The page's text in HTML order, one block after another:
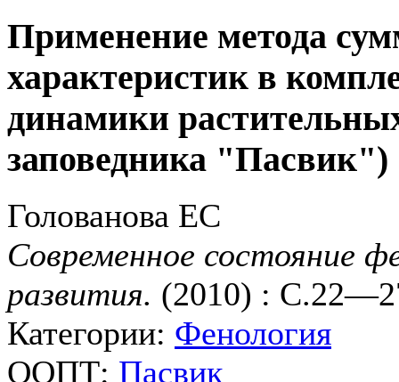
Применение метода
характеристик в
динамики
заповедника "Пасвик")
Голованова ЕС
Современное состояние
развития. (2010) :
Категории: Фенология
ООПТ: Пасвик